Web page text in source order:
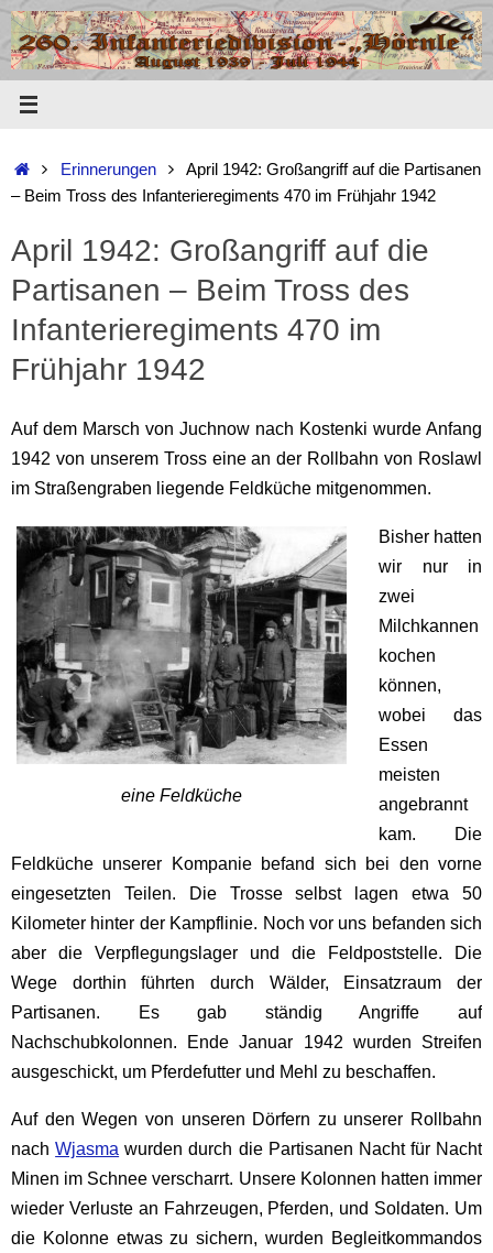
Zum
Inhalt
springen
StartErinnerungen
April 1942: Großangriff auf die Partisanen
– Beim Tross des Infanterieregiments 470 im Frühjahr 1942
April 1942: Großangriff auf die
Partisanen – Beim Tross des
Infanterieregiments 470 im
Frühjahr 1942
Auf dem Marsch von Juchnow nach Kostenki wurde Anfang
1942 von unserem Tross eine an der Rollbahn von Roslawl
im Straßengraben liegende Feldküche mitgenommen.
eine Feldküche
Bisher hatten
wir nur in
zwei
Milchkannen
kochen
können,
wobei das
Essen
meisten
angebrannt
kam. Die
Feldküche unserer Kompanie befand sich bei den vorne
eingesetzten Teilen. Die Trosse selbst lagen etwa 50
Kilometer hinter der Kampflinie. Noch vor uns befanden sich
aber die Verpflegungslager und die Feldpoststelle. Die
Wege dorthin führten durch Wälder, Einsatzraum der
Partisanen. Es gab ständig Angriffe auf
Nachschubkolonnen. Ende Januar 1942 wurden Streifen
ausgeschickt, um Pferdefutter und Mehl zu beschaffen.
Auf den Wegen von unseren Dörfern zu unserer Rollbahn
nachWjasma wurden durch die Partisanen Nacht für Nacht
Minen im Schnee verscharrt. Unsere Kolonnen hatten immer
wieder Verluste an Fahrzeugen, Pferden, und Soldaten. Um
die Kolonne etwas zu sichern, wurden Begleitkommandos